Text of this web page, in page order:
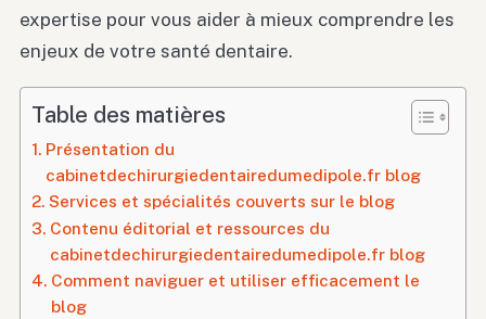
expertise pour vous aider à mieux comprendre les
enjeux de votre santé dentaire.
Table des matières
Présentation du
cabinetdechirurgiedentairedumedipole.fr blog
Services et spécialités couverts sur le blog
Contenu éditorial et ressources du
cabinetdechirurgiedentairedumedipole.fr blog
Comment naviguer et utiliser efficacement le
blog